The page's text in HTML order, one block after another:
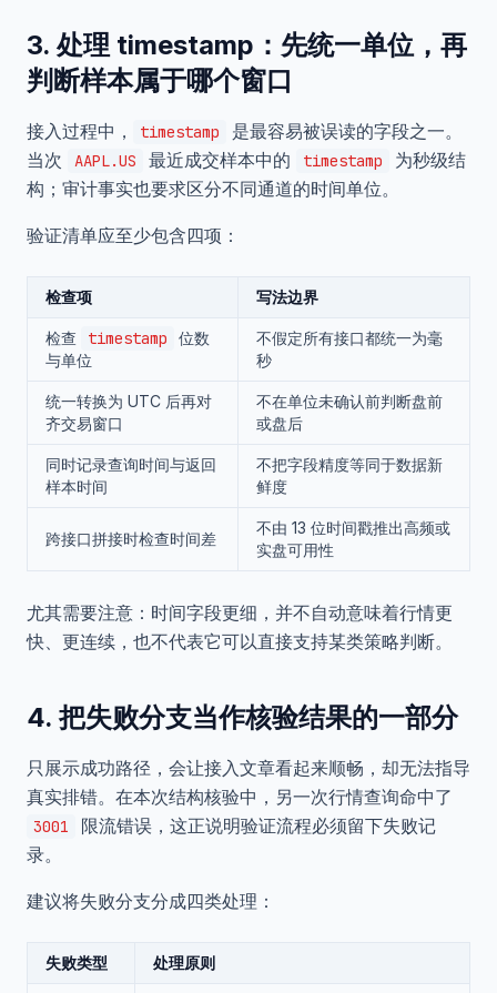
3. 处理 timestamp：先统一单位，再
判断样本属于哪个窗口
接入过程中， timestamp
是最容易被误读的字段之一。
当次
AAPL.US 最近成交样本中的 timestamp
为秒级结
构；审计事实也要求区分不同通道的时间单位。
验证清单应至少包含四项：
检查项 写法边界
检查 timestamp
位数
与单位
不假定所有接口都统一为毫
秒
统一转换为 UTC 后再对
齐交易窗口
不在单位未确认前判断盘前
或盘后
同时记录查询时间与返回
样本时间
不把字段精度等同于数据新
鲜度
跨接口拼接时检查时间差
不由 13 位时间戳推出高频或
实盘可用性
尤其需要注意：时间字段更细，并不自动意味着行情更
快、更连续，也不代表它可以直接支持某类策略判断。
4. 把失败分支当作核验结果的一部分
只展示成功路径，会让接入文章看起来顺畅，却无法指导
真实排错。在本次结构核验中，另一次行情查询命中了
3001
限流错误，这正说明验证流程必须留下失败记
录。
建议将失败分支分成四类处理：
失败类型 处理原则